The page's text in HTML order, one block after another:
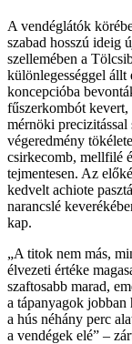
A vendéglátók
szabad hosszú ideig
szellemében a
különlegességgel állt
koncepcióba
fűszerkombót
mérnöki
végeredmény
csirkecomb, mellfilé
tejmentesen. Az
kedvelt achiote
narancslé
kap.
A titok nem más,
élvezeti értéke
szaftosabb marad,
a tápanyagok jobban
a hús néhány perc
a vendégek elé
–